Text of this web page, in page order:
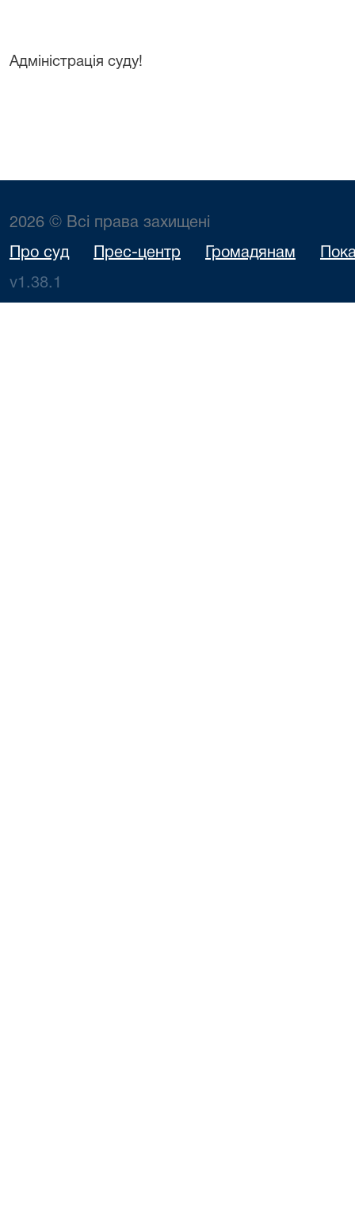
Адміністрація суду!
2026 © Всі права захищені
Про суд Прес-центр Громадянам
v1.38.1